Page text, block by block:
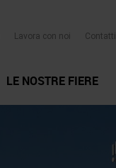
Lavora con noi Contatti
LE NOSTRE FIERE